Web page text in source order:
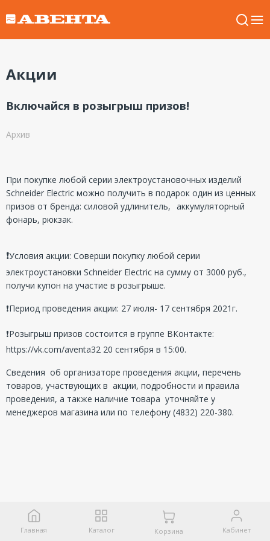
Акции
Включайся в розыгрыш призов!
Архив
При покупке любой серии электроустановочных изделий
Schneider Electric можно получить в подарок один из ценных
призов от бренда: силовой удлинитель,⠀аккумуляторный
фонарь, рюкзак.⠀
❗Условия акции: Соверши покупку любой серии
электроустановки Schneider Electric на сумму от 3000 руб.,
получи купон на участие в розыгрыше.⠀
❗Период проведения акции: 27 июля- 17 сентября 2021г.⠀
❗Розыгрыш призов состоится в группе ВКонтакте:
https://vk.com/aventa32 20 сентября в 15:00.⠀
Сведения об организаторе проведения акции, перечень
товаров, участвующих в акции, подробности и правила
проведения, а также наличие товара уточняйте у
менеджеров магазина или по телефону (4832) 220-380.
Главная Каталог Корзина Кабинет